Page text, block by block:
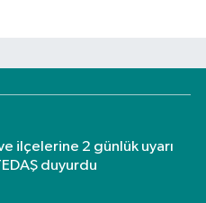
ilçelerine 2 günlük uyarı
duyurdu